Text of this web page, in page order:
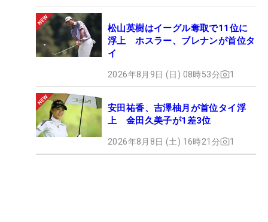
松山英樹はイーグル奪取で11位に
浮上 ホスラー、ブレナンが首位タ
イ
2026年8月9日 (日) 08時53分 1
安田祐香、吉澤柚月が首位タイ浮
上 金田久美子が1差3位
2026年8月8日 (土) 16時21分 1